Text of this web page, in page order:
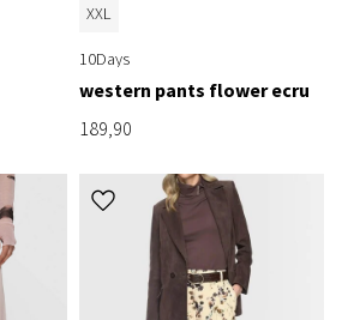
XXL
10Days
western pants flower ecru
189,90